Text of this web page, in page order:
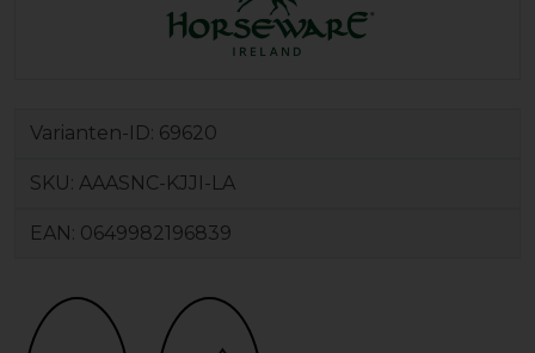
Varianten-ID: 69620
SKU: AAASNC-KJJI-LA
EAN: 0649982196839